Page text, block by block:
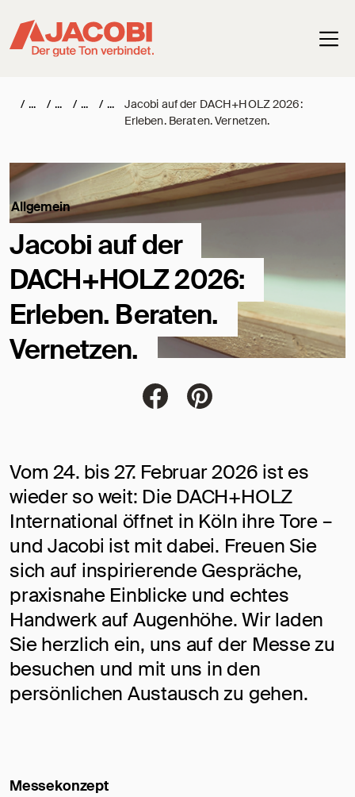
/ / / /
Jacobi auf der DACH+HOLZ 2026:
Erleben. Beraten. Vernetzen.
Jacobi auf der
DACH+HOLZ 2026:
Erleben. Beraten.
Vernetzen.
Allgemein
Jacobi Dachziegel auf
Jacobi Dachziegel auf
Vom 24. bis 27. Februar 2026 ist es
wieder so weit: Die DACH+HOLZ
International öffnet in Köln ihre Tore –
und Jacobi ist mit dabei. Freuen Sie
sich auf inspirierende Gespräche,
praxisnahe Einblicke und echtes
Handwerk auf Augenhöhe. Wir laden
Sie herzlich ein, uns auf der Messe zu
besuchen und mit uns in den
persönlichen Austausch zu gehen.
Messekonzept